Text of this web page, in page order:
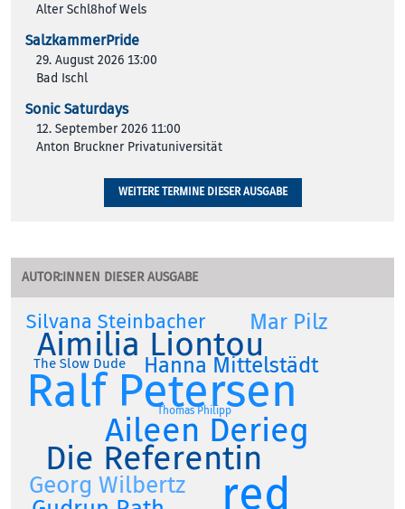
Alter Schl8hof Wels
SalzkammerPride
29. August 2026 13:00
Bad Ischl
Sonic Saturdays
12. September 2026 11:00
Anton Bruckner Privatuniversität
WEITERE TERMINE DIESER AUSGABE
AUTOR:INNEN DIESER AUSGABE
Ralf Petersen
red
Aileen Derieg
Aimilia Liontou
Die Referentin
Georg Wilbertz
Hanna Mittelstädt
Mar Pilz
Silvana Steinbacher
The Slow Dude
Thomas Philipp